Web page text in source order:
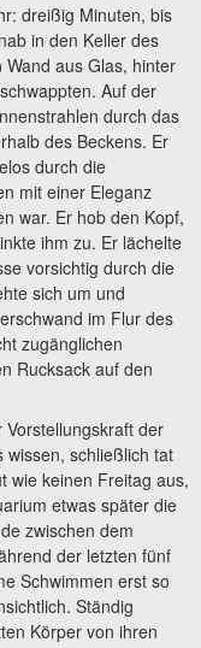
dreißig Minuten, bis
in den Keller des
aus Glas, hinter
Auf der
durch das
des Beckens. Er
durch die
mit einer Eleganz
war. Er hob den Kopf,
ihm zu. Er lächelte
vorsichtig durch die
sich um und
im Flur des
zugänglichen
Rucksack auf den
der
wissen, schließlich tat
wie keinen Freitag aus,
etwas später die
zwischen dem
der letzten fünf
Schwimmen erst so
Ständig
Körper von ihren